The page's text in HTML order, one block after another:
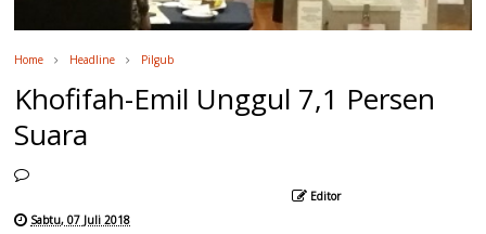
Home Headline Pilgub
Khofifah-Emil Unggul 7,1 Persen
Suara
Editor
Sabtu, 07 Juli 2018